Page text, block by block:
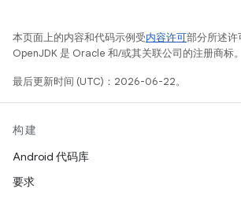
本页面上的内容和代码示例受内容许可部分所述许
OpenJDK 是 Oracle 和/或其关联公司的注册商标。
最后更新时间 (UTC)：2026-06-22。
构建
Android 代码库
要求